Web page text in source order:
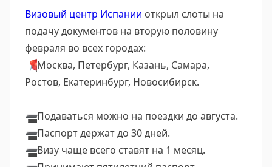
Визовый центр Испании открыл слоты на
подачу документов на вторую половину
февраля во всех городах:
📍Москва, Петербург, Казань, Самара,
Ростов, Екатеринбург, Новосибирск.
➖Подаваться можно на поездки до августа.
➖Паспорт держат до 30 дней.
➖Визу чаще всего ставят на 1 месяц.